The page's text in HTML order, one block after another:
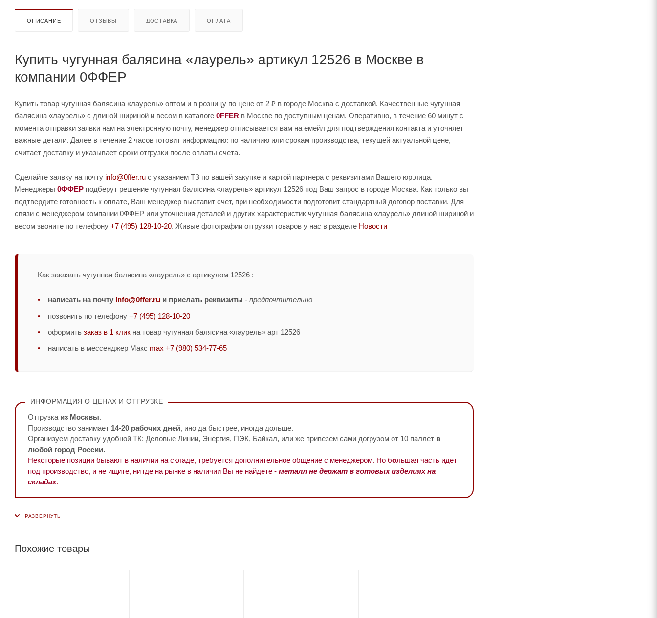
ОПИСАНИЕ ОТЗЫВЫ ДОСТАВКА ОПЛАТА
Купить чугунная балясина «лаурель» артикул 12526 в Москве в
компании 0ФФЕР
Купить товар чугунная балясина «лаурель» оптом и в розницу по цене от 2 ₽ в городе Москва с доставкой. Качественные чугунная
балясина «лаурель» с длиной шириной и весом в каталоге 0FFER в Москве по доступным ценам. Оперативно, в течение 60 минут с
момента отправки заявки нам на электронную почту, менеджер отписывается вам на емейл для подтверждения контакта и уточняет
важные детали. Далее в течение 2 часов готовит информацию: по наличию или срокам производства, текущей актуальной цене,
считает доставку и указывает сроки отгрузки после оплаты счета.
Сделайте заявку на почту info@0ffer.ru с указанием ТЗ по вашей закупке и картой партнера с реквизитами Вашего юр.лица.
Менеджеры 0ФФЕР подберут решение чугунная балясина «лаурель» артикул 12526 под Ваш запрос в городе Москва. Как только вы
подтвердите готовность к оплате, Ваш менеджер выставит счет, при необходимости подготовит стандартный договор поставки. Для
связи с менеджером компании 0ФФЕР или уточнения деталей и других характеристик чугунная балясина «лаурель» длиной шириной и
весом звоните по телефону +7 (495) 128-10-20. Живые фотографии отгрузки товаров у нас в разделе Новости
Как заказать чугунная балясина «лаурель» с артикулом 12526 :
написать на почту info@0ffer.ru и прислать реквизиты - предпочтительно
позвонить по телефону +7 (495) 128-10-20
оформить заказ в 1 клик на товар чугунная балясина «лаурель» арт 12526
написать в мессенджер Макс max +7 (980) 534-77-65
ИНФОРМАЦИЯ О ЦЕНАХ И ОТГРУЗКЕ
Отгрузка из Москвы.
Производство занимает 14-20 рабочих дней, иногда быстрее, иногда дольше.
Организуем доставку удобной ТК: Деловые Линии, Энергия, ПЭК, Байкал, или же привезем сами догрузом от 10 паллет в
любой город России.
Некоторые позиции бывают в наличии на складе, требуется дополнительное общение с менеджером. Но большая часть идет
под производство, и не ищите, ни где на рынке в наличии Вы не найдете - металл не держат в готовых изделиях на
складах.
Похожие товары